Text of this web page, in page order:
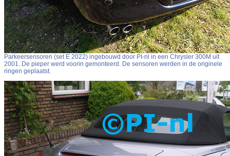
Parkeersensoren (set E 2022) ingebouwd door PI-nl in een Chrysler 300M uit
2001. De pieper werd voorin gemonteerd. De sensoren werden in de originele
ringen geplaatst.